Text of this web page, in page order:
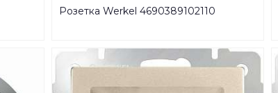
Розетка Werkel 4690389102110